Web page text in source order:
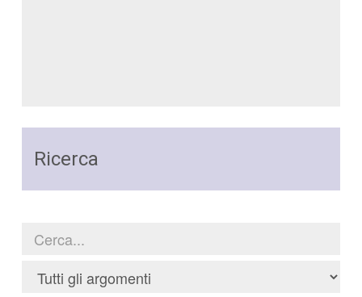
Ricerca